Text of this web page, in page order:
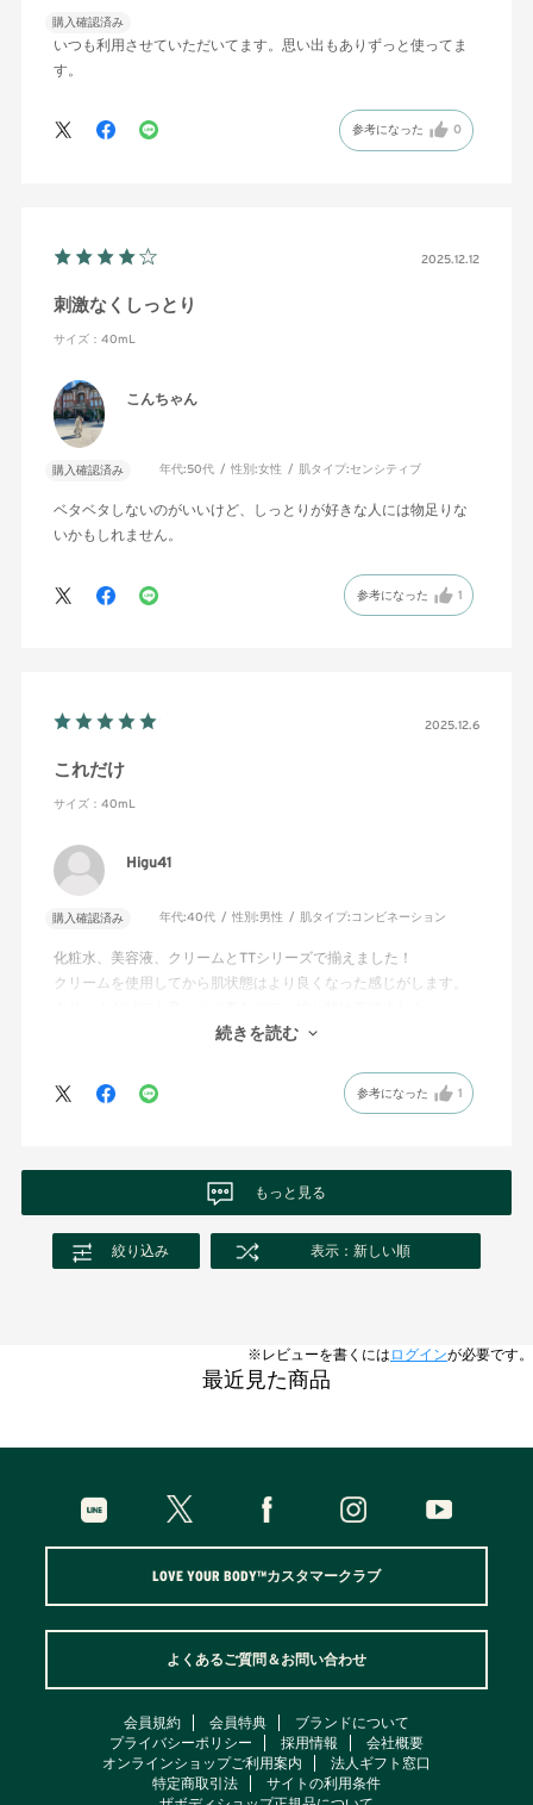
購入確認済み
いつも利用させていただいてます。思い出もありずっと使ってま
す。
参考になった 0
2025.12.12
刺激なくしっとり
サイズ：40mL
こんちゃん
購入確認済み 年代: 50代 性別:女性 肌タイプ:センシティブ
ベタベタしないのがいいけど、しっとりが好きな人には物足りな
いかもしれません。
参考になった 1
2025.12.6
これだけ
サイズ：40mL
Higu41
購入確認済み 年代:40代 性別: 男性 肌タイプ: コンビネーション
化粧水、美容液、クリームとTTシリーズで揃えました！
クリームを使用してから肌状態はより良くなった感じがします。
続きを読む
参考になった 1
もっと見る
絞り込み 表示：新しい順
※レビューを書くには ログインが必要です。
最近見た商品
LOVE YOUR BODY™カスタマークラブ
よくあるご質問＆お問い合わせ
会員規約 会員特典
ブランドについて
プライバシーポリシー
採用情報
会社概要
オンラインショップご利用案内
法人ギフト窓口
特定商取引法
サイトの利用条件